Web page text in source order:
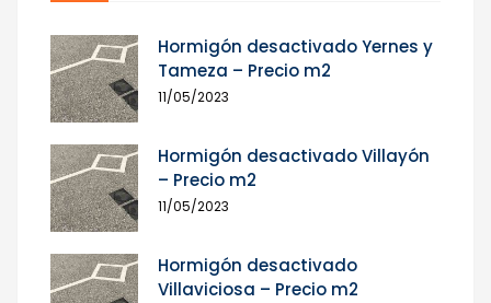
Hormigón desactivado Yernes y
Tameza – Precio m2
11/05/2023
Hormigón desactivado Villayón
– Precio m2
11/05/2023
Hormigón desactivado
Villaviciosa – Precio m2